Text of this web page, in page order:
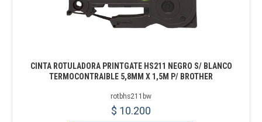
CINTA ROTULADORA PRINTGATE HS211 NEGRO S/ BLANCO
TERMOCONTRAIBLE 5,8MM X 1,5M P/ BROTHER
rotbhs211bw
$ 10.200